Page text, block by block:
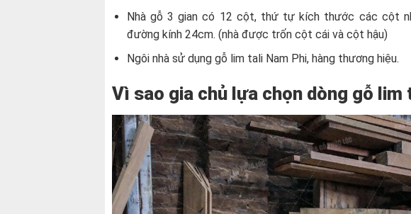
Nhà gỗ 3 gian có 12 cột, thứ tự kích thước các cột
đường kính 24cm. (nhà được trốn cột cái và cột hậu)
Ngôi nhà sử dụng gỗ lim tali Nam Phi, hàng thương hiệu.
Vì sao gia chủ lựa chọn dòng gỗ lim